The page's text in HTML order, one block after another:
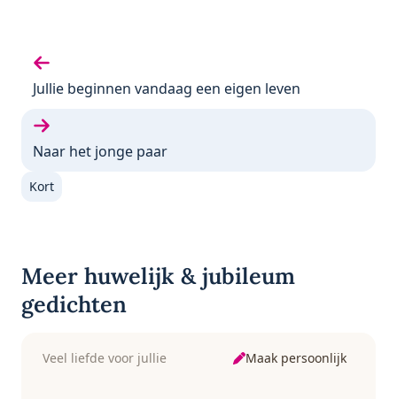
Vorige gedicht:
Jullie beginnen vandaag een eigen leven
Volgende gedicht:
Naar het jonge paar
Kort
Meer huwelijk & jubileum
gedichten
Veel liefde voor jullie Maak persoonlijk